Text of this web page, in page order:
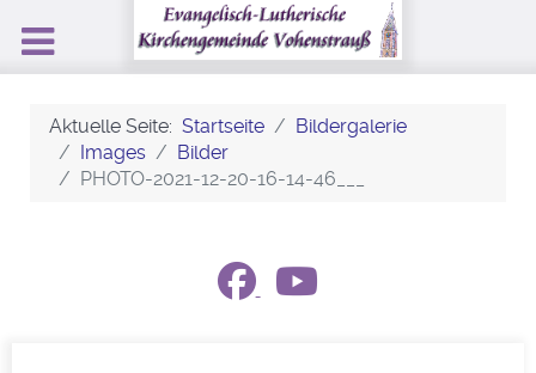
Aktuelle Seite: Startseite
Bildergalerie
Images
Bilder
PHOTO-2021-12-20-16-14-46___